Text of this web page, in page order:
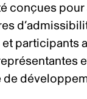
conçues
participants